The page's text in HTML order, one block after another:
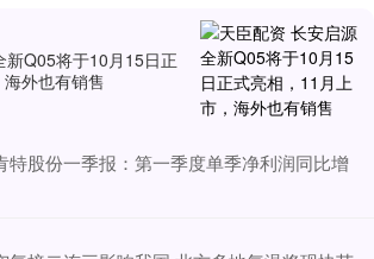
新Q05将于10月15日正
外也有销售
特股份一季报：第一季度单季净利润同比增